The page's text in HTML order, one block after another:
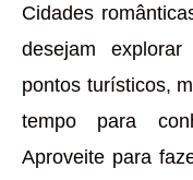
Cidades
desejam
pontos turísticos,
tempo para
Aproveite para